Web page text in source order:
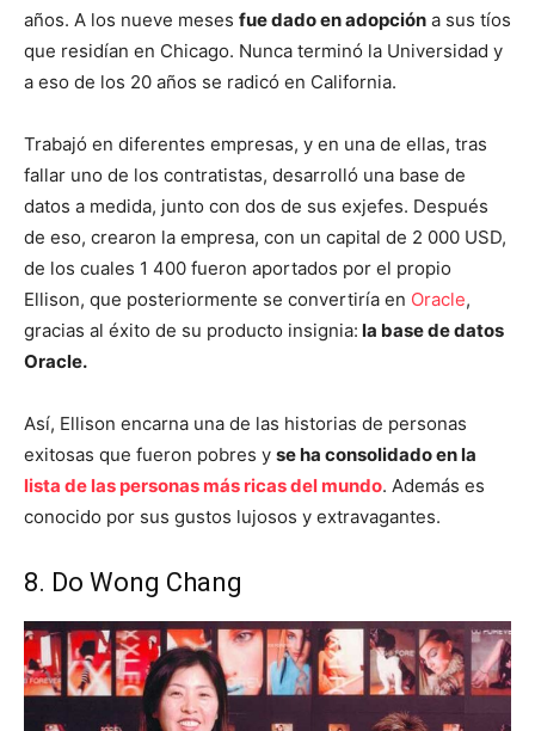
años. A los nueve meses fue dado en adopción a sus tíos
que residían en Chicago. Nunca terminó la Universidad y
a eso de los 20 años se radicó en California.
Trabajó en diferentes empresas, y en una de ellas, tras
fallar uno de los contratistas, desarrolló una base de
datos a medida, junto con dos de sus exjefes. Después
de eso, crearon la empresa, con un capital de 2 000 USD,
de los cuales 1 400 fueron aportados por el propio
Ellison, que posteriormente se convertiría en Oracle,
gracias al éxito de su producto insignia: la base de datos
Oracle.
Así, Ellison encarna una de las historias de personas
exitosas que fueron pobres y se ha consolidado en la
lista de las personas más ricas del mundo. Además es
conocido por sus gustos lujosos y extravagantes.
8. Do Wong Chang